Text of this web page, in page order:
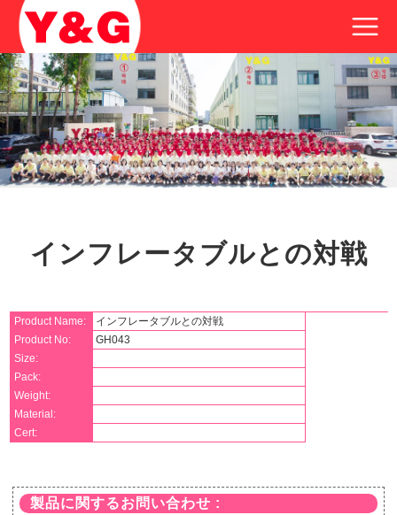
インフレータブルとの対戦
Product Name:
インフレータブルとの対戦
Product No:
GH043
Size:
Pack:
Weight:
Material:
Cert:
製品に関するお問い合わせ :